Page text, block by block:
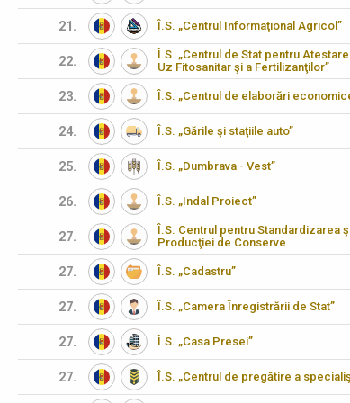
21. Î.S. „Centrul Informaţional Agricol”
22.
Î.S. „Centrul de Stat pentru
Uz Fitosanitar şi a Fertilizanţilor”
23. Î.S. „Centrul de elaborări
24. Î.S. „Gările şi staţiile auto”
25. Î.S. „Dumbrava - Vest”
26. Î.S. „Indal Proiect”
27.
Î.S. Centrul pentru Standardizarea
Producţiei de Conserve
27. Î.S. „Cadastru”
27. Î.S. „Camera Înregistrării de Stat”
27. Î.S. „Casa Presei”
27. Î.S. „Centrul de pregătire a